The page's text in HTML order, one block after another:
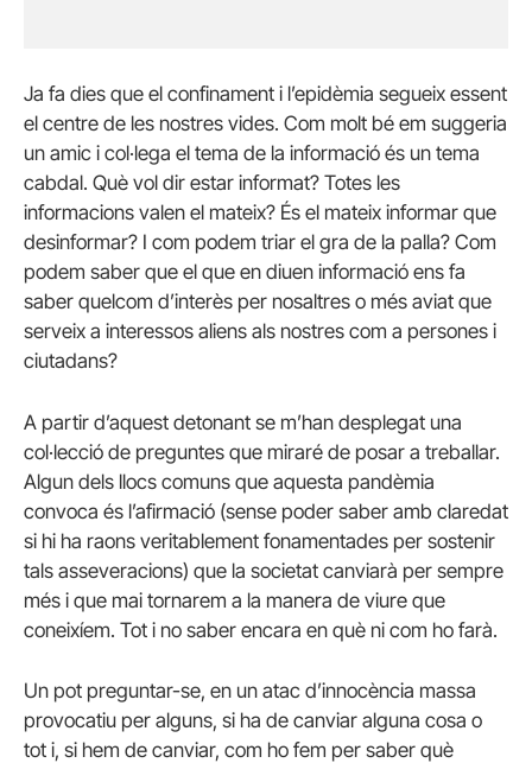
Ja fa dies que el confinament i l’epidèmia segueix essent
el centre de les nostres vides. Com molt bé em suggeria
un amic i col·lega el tema de la informació és un tema
cabdal. Què vol dir estar informat? Totes les
informacions valen el mateix? És el mateix informar que
desinformar? I com podem triar el gra de la palla? Com
podem saber que el que en diuen informació ens fa
saber quelcom d’interès per nosaltres o més aviat que
serveix a interessos aliens als nostres com a persones i
ciutadans?
A partir d’aquest detonant se m’han desplegat una
col·lecció de preguntes que miraré de posar a treballar.
Algun dels llocs comuns que aquesta pandèmia
convoca és l’afirmació (sense poder saber amb claredat
si hi ha raons veritablement fonamentades per sostenir
tals asseveracions) que la societat canviarà per sempre
més i que mai tornarem a la manera de viure que
coneixíem. Tot i no saber encara en què ni com ho farà.
Un pot preguntar-se, en un atac d’innocència massa
provocatiu per alguns, si ha de canviar alguna cosa o
tot i, si hem de canviar, com ho fem per saber què